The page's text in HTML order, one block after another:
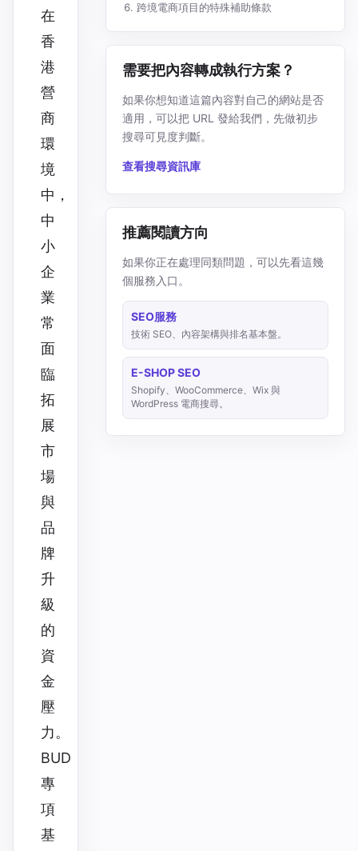
在
香
港
營
商
環
境
中，
中
小
企
業
常
面
臨
拓
展
市
場
與
品
牌
升
級
的
資
金
壓
力。
BUD
專
項
基
跨境電商項目的特殊補助條款
需要把內容轉成執行方案？
如果你想知道這篇內容對自己的網站是否
適用，可以把 URL 發給我們，先做初步
搜尋可見度判斷。
查看搜尋資訊庫
推薦閱讀方向
如果你正在處理同類問題，可以先看這幾
個服務入口。
SEO服務
技術 SEO、內容架構與排名基本盤。
E-SHOP SEO
Shopify、WooCommerce、Wix 與
WordPress 電商搜尋。